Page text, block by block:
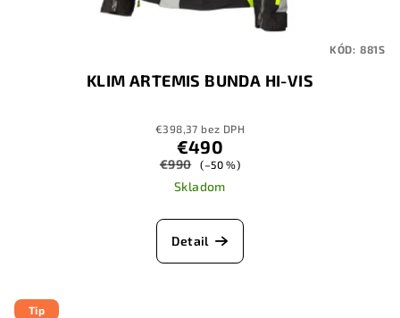
KLIM ARTEMIS BUNDA HI-VIS
€398,37 bez DPH
€490
€990 (–50 %)
Skladom
Detail
KÓD: 881S
Tip